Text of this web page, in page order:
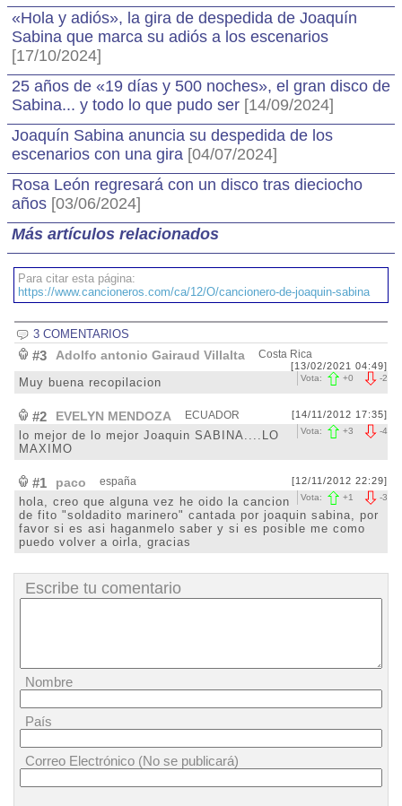
«Hola y adiós», la gira de despedida de Joaquín
Sabina que marca su adiós a los escenarios
[17/10/2024]
25 años de «19 días y 500 noches», el gran disco de
Sabina... y todo lo que pudo ser [14/09/2024]
Joaquín Sabina anuncia su despedida de los
escenarios con una gira [04/07/2024]
Rosa León regresará con un disco tras dieciocho
años [03/06/2024]
Más artículos relacionados
Para citar esta página:
https://www.cancioneros.com/ca/12/O/cancionero-de-joaquin-sabina
3 COMENTARIOS
#3 Adolfo antonio Gairaud Villalta Costa Rica
[13/02/2021 04:49]
-2
Vota: +0
Muy buena recopilacion
#2 EVELYN MENDOZA ECUADOR [14/11/2012 17:35]
-4
Vota: +3
lo mejor de lo mejor Joaquin SABINA....LO
MAXIMO
#1 paco españa [12/11/2012 22:29]
-3
Vota: +1
hola, creo que alguna vez he oido la cancion
de fito "soldadito marinero" cantada por joaquin sabina, por
favor si es asi haganmelo saber y si es posible me como
puedo volver a oirla, gracias
Escribe tu comentario
Nombre
País
Correo Electrónico (No se publicará)